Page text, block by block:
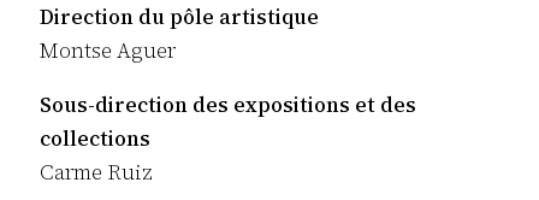
Direction du pôle artistique
Montse Aguer
Sous-direction des expositions et des
collections
Carme Ruiz